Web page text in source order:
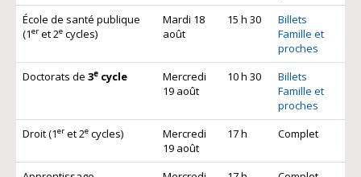
École de santé publique
(1er et 2e cycles)
Mardi 18
août
15 h 30
Billets
Famille et
proches
Doctorats de 3e cycle
Mercredi
19 août
10 h 30
Billets
Famille et
proches
Droit (1er et 2e cycles)
Mercredi
19 août
17 h Complet